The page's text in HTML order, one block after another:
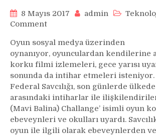
8 Mayıs 2017 admin
Commenton
genç
hayatını
kaybetti,
AB
alarma
geçti
Oyun sosyal medya üzerinden
oynanıyor, oyunculardan kendilerine
korku filmi izlemeleri, gece yarısı
sonunda da intihar etmeleri isteniyor.
Federal Savcılığı, son günlerde
arasındaki intiharlar ile
(Mavi Balina) Challange’ isimli oyun
ebeveynleri ve okulları uyardı.
oyun ile ilgili olarak ebeveynlerden